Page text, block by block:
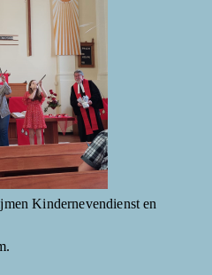
Kindernevendienst en